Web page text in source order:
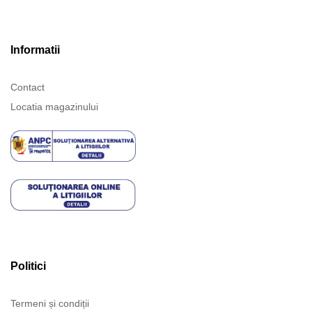
Informatii
Contact
Locatia magazinului
Politici
Termeni și condiții